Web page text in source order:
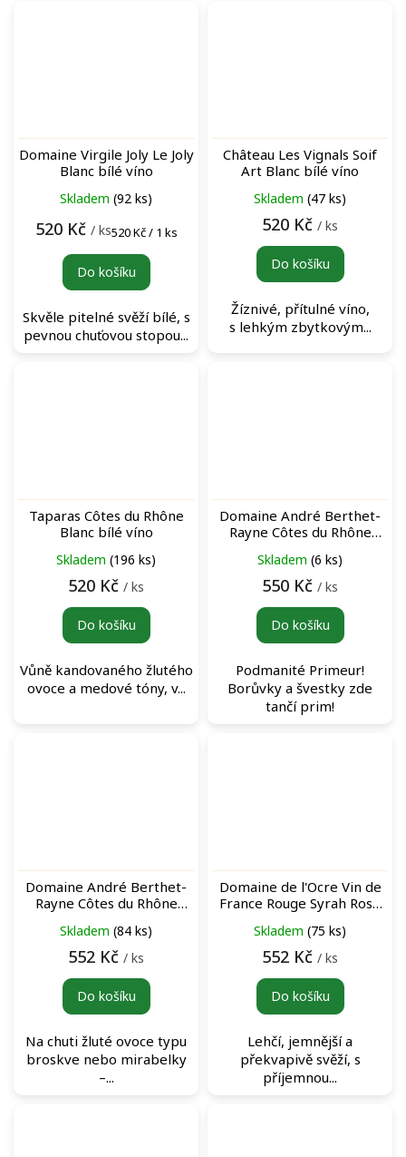
Domaine Virgile Joly Le Joly
Blanc bílé víno
Skladem (92 ks)
520 Kč / ksMěrná
520 Kč / 1 ks
Do košíku
Skvěle pitelné svěží bílé, s
pevnou chuťovou stopou...
Château Les Vignals Soif
Art Blanc bílé víno
Skladem (47 ks)
520 Kč / ks
Do košíku
Žíznivé, přítulné víno,
s lehkým zbytkovým...
Taparas Côtes du Rhône
Blanc bílé víno
Skladem (196 ks)
520 Kč / ks
Do košíku
Vůně kandovaného žlutého
ovoce a medové tóny, v...
Domaine André Berthet-
Rayne Côtes du Rhône
víno
Skladem (6 ks)
550 Kč / ks
Do košíku
Podmanité Primeur!
Borůvky a švestky zde
tančí prim!
Domaine André Berthet-
Rayne Côtes du Rhône
Skladem (84 ks)
552 Kč / ks
Do košíku
Na chuti žluté ovoce typu
broskve nebo mirabelky
–...
Domaine de l'Ocre Vin de
France Rouge Syrah Rosé
Skladem (75 ks)
552 Kč / ks
Do košíku
Lehčí, jemnější a
překvapivě svěží, s
příjemnou...